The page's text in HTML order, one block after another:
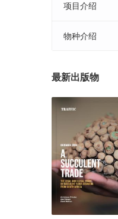
项目介绍
物种介绍
最新出版物